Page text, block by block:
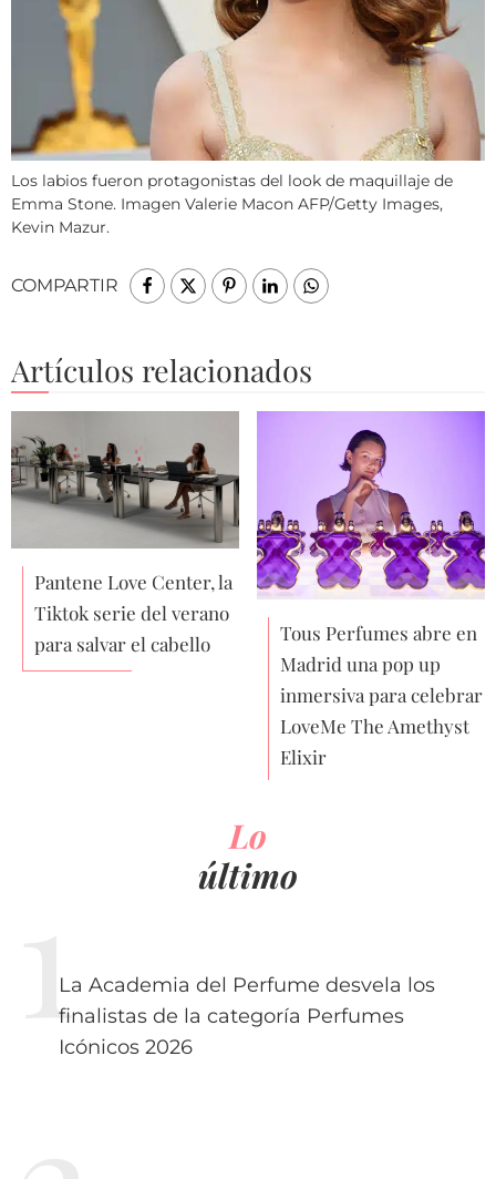
Los labios fueron protagonistas del look de maquillaje de
Emma Stone. Imagen Valerie Macon AFP/Getty Images,
Kevin Mazur.
COMPARTIR
Artículos relacionados
Pantene Love Center, la
Tiktok serie del verano
para salvar el cabello
Tous Perfumes abre en
Madrid una pop up
inmersiva para celebrar
LoveMe The Amethyst
Elixir
Lo
último
La Academia del Perfume desvela los
finalistas de la categoría Perfumes
Icónicos 2026